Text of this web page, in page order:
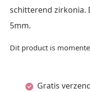
schitterend zirkonia.
5mm.
Dit product is
Gratis